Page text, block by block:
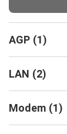
AGP (1)
LAN (2)
Modem (1)